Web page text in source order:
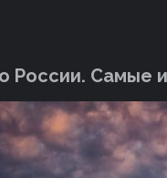
России. Cамые